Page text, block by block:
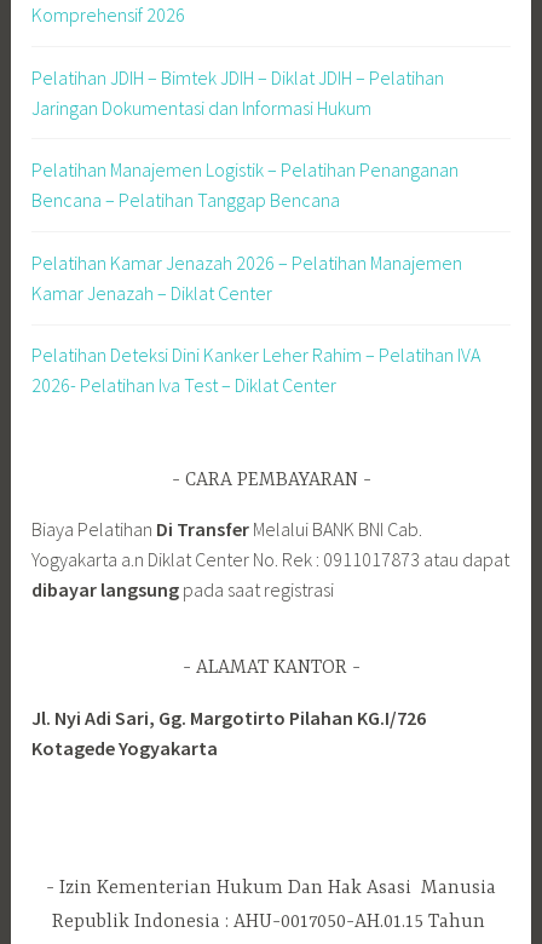
Komprehensif 2026
Pelatihan JDIH – Bimtek JDIH – Diklat JDIH – Pelatihan
Jaringan Dokumentasi dan Informasi Hukum
Pelatihan Manajemen Logistik – Pelatihan Penanganan
Bencana – Pelatihan Tanggap Bencana
Pelatihan Kamar Jenazah 2026 – Pelatihan Manajemen
Kamar Jenazah – Diklat Center
Pelatihan Deteksi Dini Kanker Leher Rahim – Pelatihan IVA
2026- Pelatihan Iva Test – Diklat Center
CARA PEMBAYARAN
Biaya Pelatihan Di Transfer Melalui BANK BNI Cab.
Yogyakarta a.n Diklat Center No. Rek : 0911017873 atau dapat
dibayar langsung pada saat registrasi
ALAMAT KANTOR
Jl. Nyi Adi Sari, Gg. Margotirto Pilahan KG.I/726
Kotagede Yogyakarta
Izin Kementerian Hukum Dan Hak Asasi Manusia
Republik Indonesia : AHU-0017050-AH.01.15 Tahun